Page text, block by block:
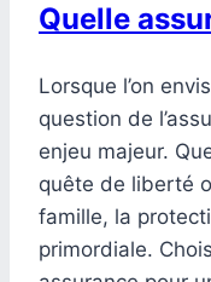
Quelle
Lorsque l’on
question de
enjeu majeur.
quête de liberté
famille, la
primordiale.